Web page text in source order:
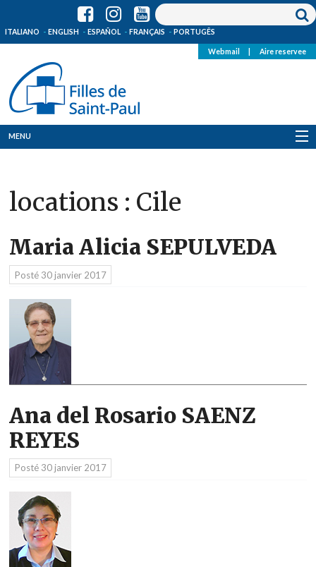
ITALIANO ENGLISH ESPAÑOL FRANÇAIS PORTUGÊS
Webmail Aire reservee
MENU
Où sommes-nous
Ressources
Media
locations : Cile
Maria Alicia SEPULVEDA
Posté 30 janvier 2017
Ana del Rosario SAENZ
REYES
Posté 30 janvier 2017